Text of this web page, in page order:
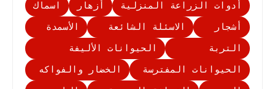
أدوات الزراعة المنزلية أزهار
اسماك
أشجار
الاسئلة الشائعة
الأسمدة
التربة
الحيوانات الأليفة
الحيوانات المفترسة
الخضار والفواكه